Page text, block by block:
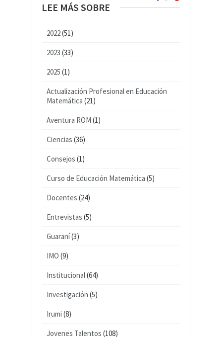
LEE MÁS SOBRE
2022(51)
2023 (33)
2025 (1)
Actualización Profesional en Educación
Matemática (21)
Aventura ROM (1)
Ciencias (36)
Consejos (1)
Curso de Educación Matemática (5)
Docentes (24)
Entrevistas (5)
Guaraní(3)
IMO (9)
Institucional(64)
Investigación (5)
Irumi (8)
Jovenes Talentos (108)